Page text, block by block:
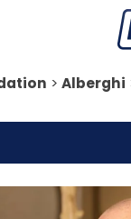
> Alberghi